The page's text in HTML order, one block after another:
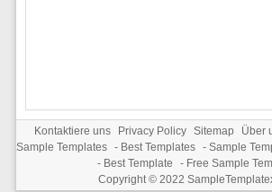
Kontaktiere uns Privacy Policy Sitemap Über
Sample Templates - Best Templates - Sample
- Best Template - Free Sample
Copyright © 2022